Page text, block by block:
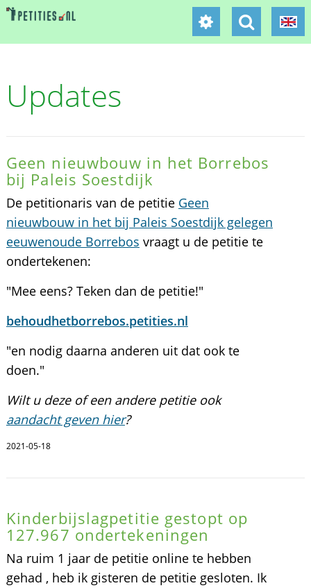
Updates
Geen nieuwbouw in het Borrebos
bij Paleis Soestdijk
De petitionaris van de petitie Geen
nieuwbouw in het bij Paleis Soestdijk gelegen
eeuwenoude Borrebos vraagt u de petitie te
ondertekenen:
"Mee eens? Teken dan de petitie!"
behoudhetborrebos.petities.nl
"en nodig daarna anderen uit dat ook te
doen."
Wilt u deze of een andere petitie ook
aandacht geven hier?
2021-05-18
Kinderbijslagpetitie gestopt op
127.967 ondertekeningen
Na ruim 1 jaar de petitie online te hebben
gehad , heb ik gisteren de petitie gesloten. Ik